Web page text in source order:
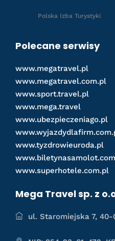
Polska Izba Turystyki
Polecane serwisy
www.megatravel.pl
www.megatravel.com.pl
www.sport.travel.pl
www.mega.travel
www.ubezpieczeniago.pl
www.tyzdrowieuroda.pl
www.superhotele.com.pl
Mega Travel sp. z
ul. Staromiejska 7,